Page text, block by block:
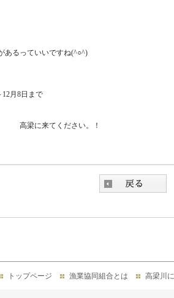
るっていいですね(^○^)
月8日まで
梁に来てください。！
トップページ 漁業協同組合とは 高梁川